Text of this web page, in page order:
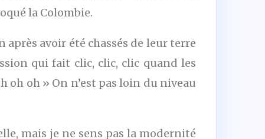
la Colombie.
avoir été chassés de leur terre
qui fait clic, clic, clic quand les
oh oh » On n’est pas loin du niveau
mais je ne sens pas la modernité